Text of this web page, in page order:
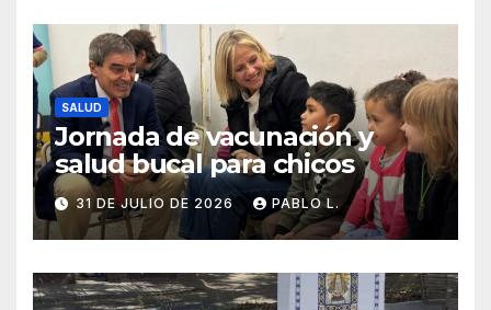
SALUD
Jornada de vacunación y
salud bucal para chicos
31 DE JULIO DE 2026 PABLO L.